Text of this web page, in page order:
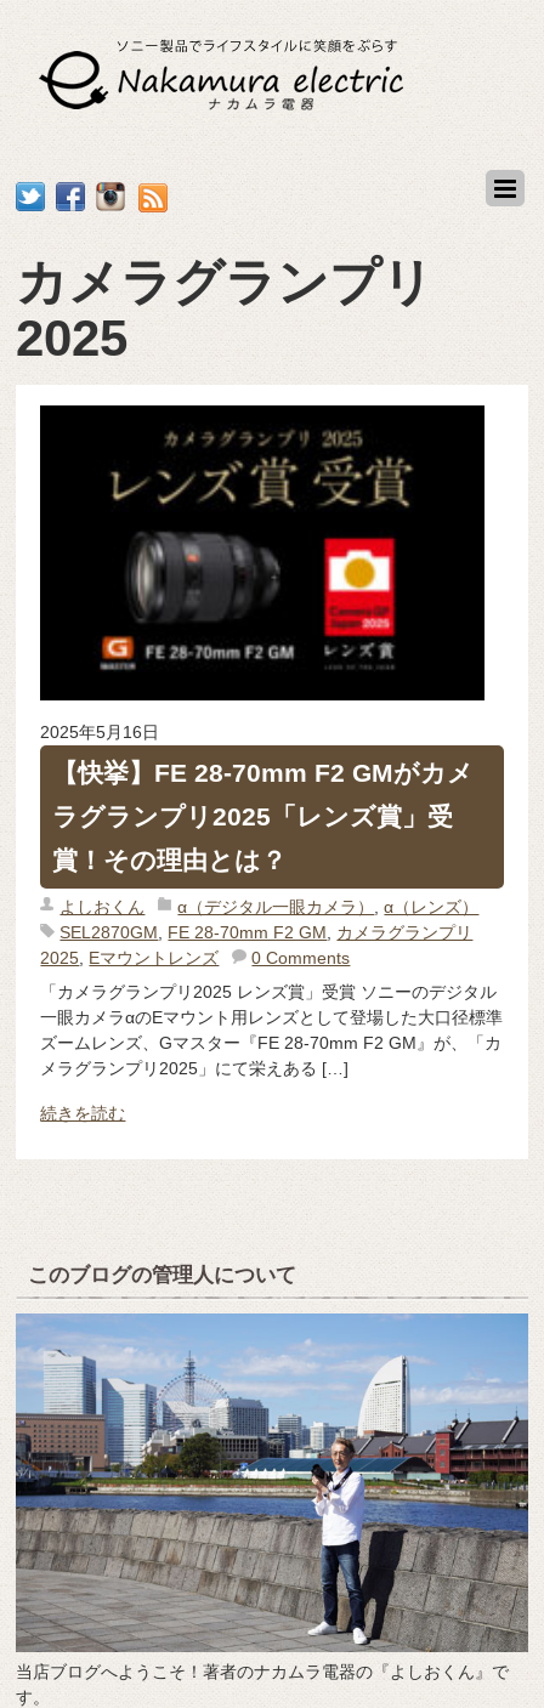
カメラグランプリ
2025
2025年5月16日
【快挙】FE 28-70mm F2 GMがカメ
ラグランプリ2025「レンズ賞」受
賞！その理由とは？
よしおくん α（デジタル一眼カメラ） ,α（レンズ）
SEL2870GM
FE 28-70mm F2 GM
カメラグランプリ
2025 Eマウントレンズ
0 Comments
「カメラグランプリ2025 レンズ賞」受賞 ソニーのデジタル
一眼カメラαのEマウント用レンズとして登場した大口径標準
ズームレンズ、Gマスター『FE 28-70mm F2 GM』が、「カ
メラグランプリ2025」にて栄えある […]
続きを読む
このブログの管理人について
当店ブログへようこそ！著者のナカムラ電器の『よしおくん』で
す。